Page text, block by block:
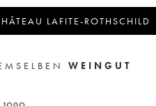
LAFITE-ROTHSCHILD
WEINGUT